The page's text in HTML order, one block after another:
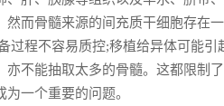
而骨髓来源的间充质干细胞存在
程不容易质控;移植给异体可能引
不能抽取太多的骨髓。这都限制
一个重要的问题。